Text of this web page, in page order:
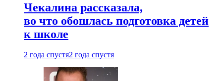
Чекалина рассказала,
во что обошлась подготовка детей
к школе
2 года спустя2 года спустя